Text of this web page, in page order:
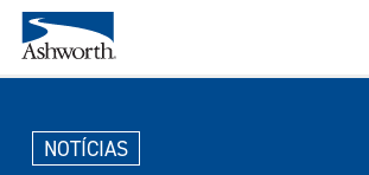
NOTÍCIAS